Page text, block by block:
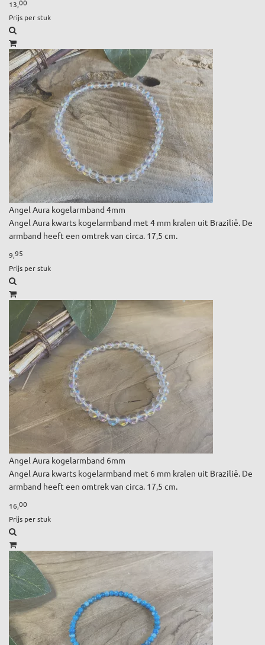
13,00
Prijs per stuk
Angel Aura kogelarmband 4mm
Angel Aura kwarts kogelarmband met 4 mm kralen uit Brazilië. De
armband heeft een omtrek van circa. 17,5 cm.
9,95
Prijs per stuk
Angel Aura kogelarmband 6mm
Angel Aura kwarts kogelarmband met 6 mm kralen uit Brazilië. De
armband heeft een omtrek van circa. 17,5 cm.
16,00
Prijs per stuk